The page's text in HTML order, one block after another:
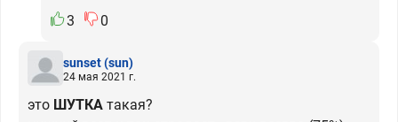
3
0
sunset(sun)
24 мая 2021 г.
это ШУТКА такая?